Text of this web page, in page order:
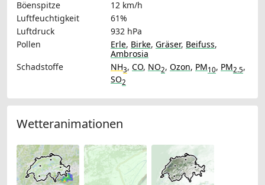
Böenspitze
12 km/h
Luftfeuchtigkeit
61%
Luftdruck
932 hPa
Pollen
Erle, Birke, Gräser, Beifuss,
Ambrosia
Schadstoffe
NH3, CO, NO2, Ozon, PM10, PM2.5,
SO2
Wetteranimationen